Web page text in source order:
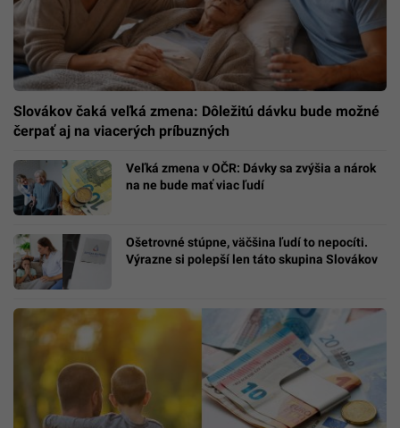
Slovákov čaká veľká zmena: Dôležitú dávku bude možné
čerpať aj na viacerých príbuzných
Veľká zmena v OČR: Dávky sa zvýšia a nárok
na ne bude mať viac ľudí
Ošetrovné stúpne, väčšina ľudí to nepocíti.
Výrazne si polepší len táto skupina Slovákov